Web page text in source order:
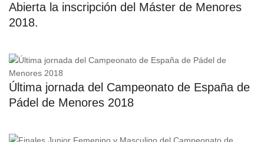
Abierta la inscripción del Máster de Menores
2018.
Última jornada del Campeonato de España de
Pádel de Menores 2018